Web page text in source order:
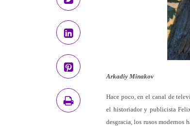
Arkadiy Minakov
Hace poco, en el canal de
el historiador y publicista
desgracia, los rusos modernos